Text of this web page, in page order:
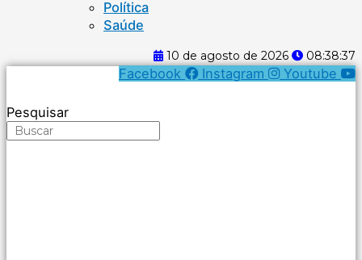
Política
Saúde
10 de agosto de 2026 08:38:38
Facebook Instagram Youtube
Pesquisar